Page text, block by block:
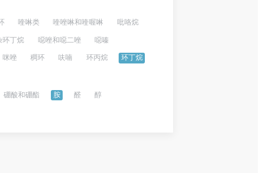
喹啉类 喹唑啉和喹喔啉 吡咯烷
环丁烷 噁唑和噁二唑 噁嗪
咪唑 稠环 呋喃 环丙烷 环丁烷
硼酸和硼酯 胺 醛 醇